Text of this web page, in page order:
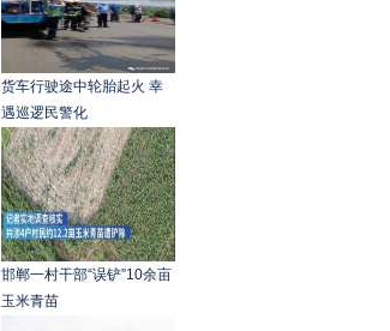
货车行驶途中轮胎起火 幸
遇巡逻民警化
邯郸一村干部“误铲”10余亩
玉米青苗